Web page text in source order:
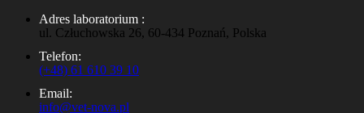
Adres laboratorium :
ul. Człuchowska 26, 60-434 Poznań, Polska
Telefon:
(+48) 61 610 39 10
Email:
info@vet-nova.pl